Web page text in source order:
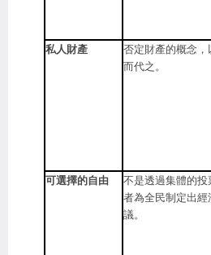
私人財產
否定財產的概念，
而代之。
可選擇的自由
不是透過集體的
者為全民制定出
議。